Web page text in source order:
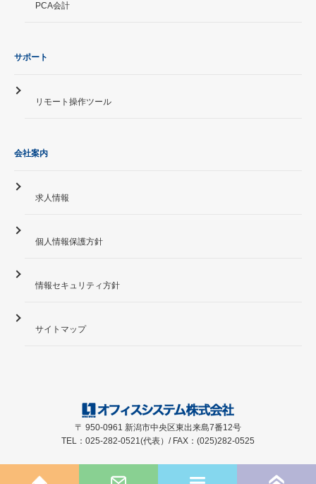
PCA会計
サポート
リモート操作ツール
会社案内
求人情報
個人情報保護方針
情報セキュリティ方針
サイトマップ
〒 950-0961 新潟市中央区東出来島7番12号
TEL：025-282-0521(代表）/ FAX：(025)282-0525